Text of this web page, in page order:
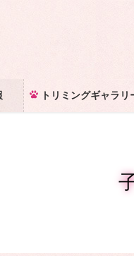
トリミングギャラリ